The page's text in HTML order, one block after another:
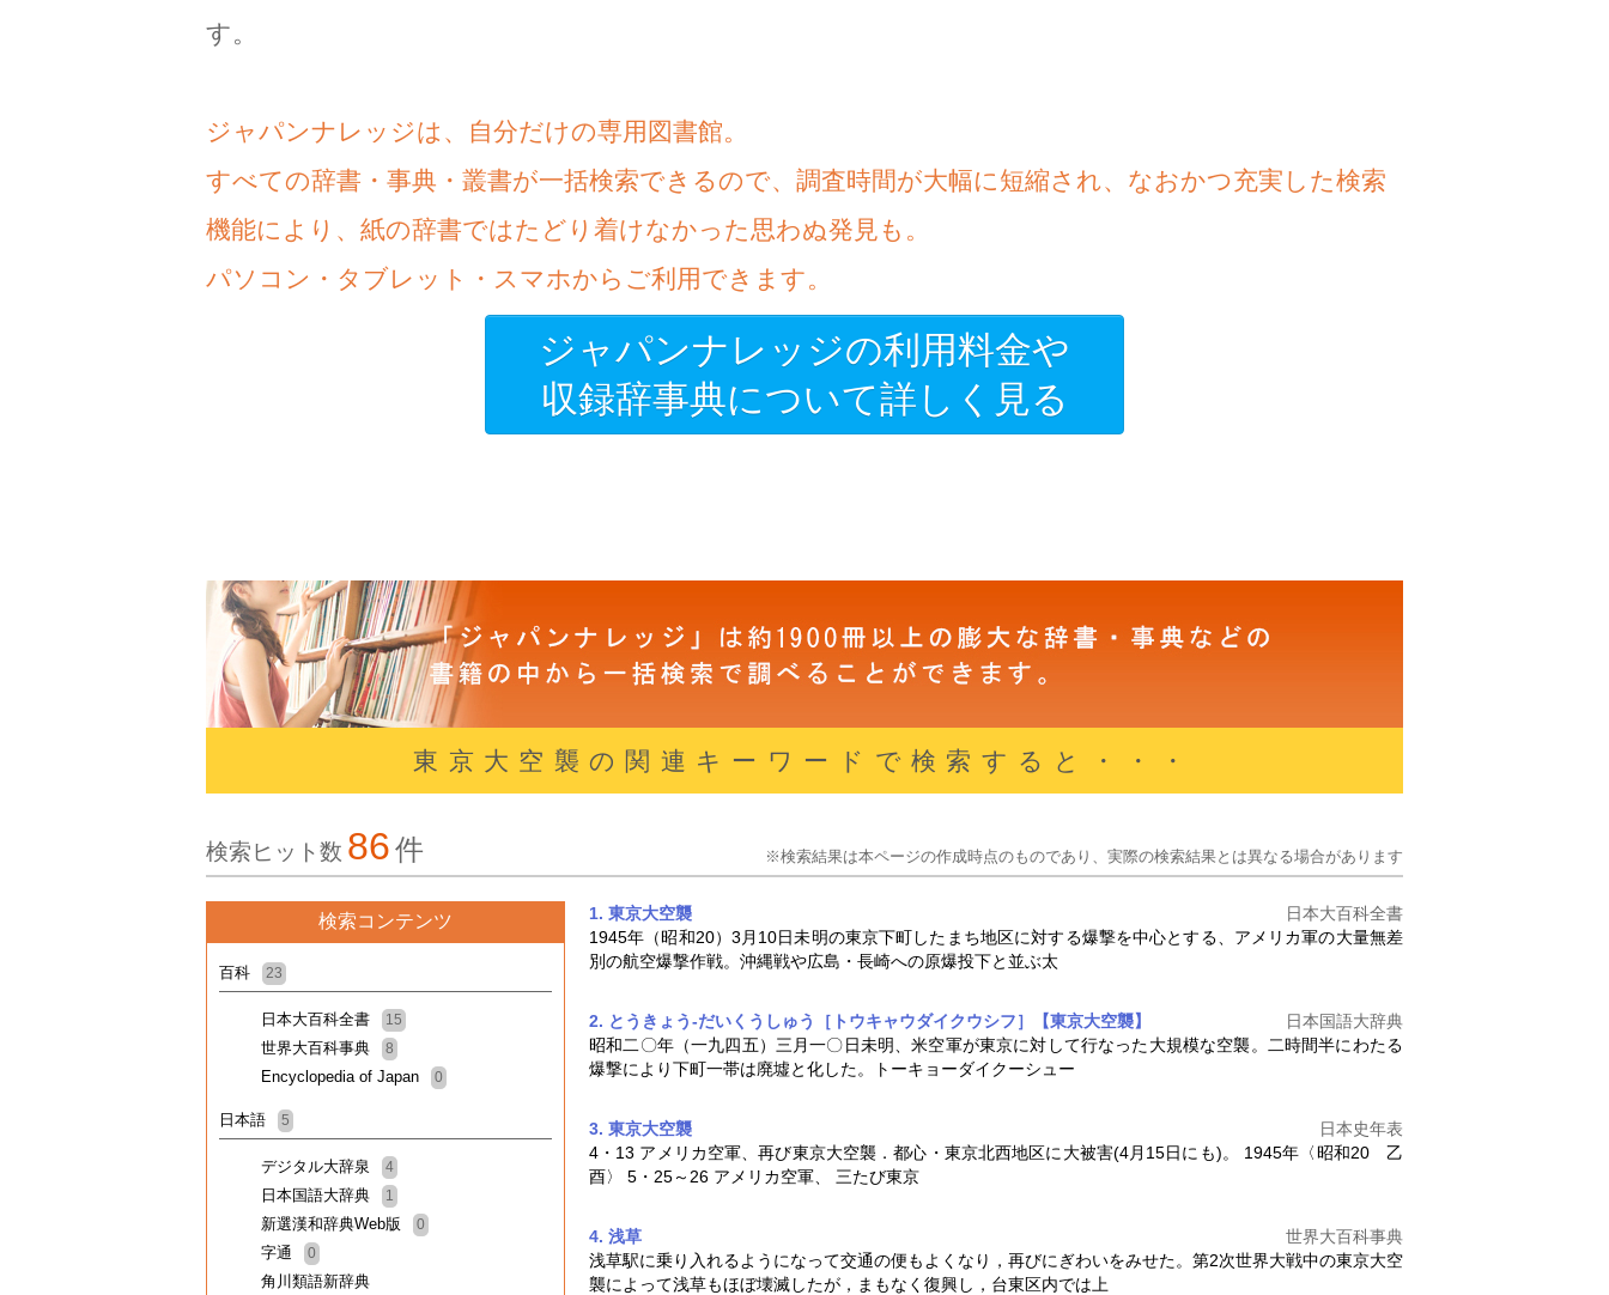
す。
ジャパンナレッジは、自分だけの専用図書館。
すべての辞書・事典・叢書が一括検索できるので、調査時間が大幅に短縮され、なおかつ充実した検索
機能により、紙の辞書ではたどり着けなかった思わぬ発見も。
パソコン・タブレット・スマホからご利用できます。
ジャパンナレッジの利用料金や
収録辞事典について詳しく見る
東京大空襲の関連キーワードで検索すると・・・
検索ヒット数 86件 ※検索結果は本ページの作成時点のものであり、実際の検索結果とは異なる場合があります
検索コンテンツ
百科 23
日本大百科全書 15
世界大百科事典 8
Encyclopedia of Japan 0
日本語 5
デジタル大辞泉 4
日本国語大辞典 1
新選漢和辞典Web版 0
字通 0
角川類語新辞典
1. 東京大空襲
日本大百科全書
1945年（昭和20）3月10日未明の東京下町したまち地区に対する爆撃を中心とする、アメリカ軍の大量無差
別の航空爆撃作戦。沖縄戦や広島・長崎への原爆投下と並ぶ太
2. とうきょう‐だいくうしゅう［トウキャウダイクウシフ］【東京大空襲】
日本国語大辞典
昭和二〇年（一九四五）三月一〇日未明、米空軍が東京に対して行なった大規模な空襲。二時間半にわたる
爆撃により下町一帯は廃墟と化した。トーキョーダイクーシュー
3. 東京大空襲
日本史年表
4・13 アメリカ空軍、再び東京大空襲 ．都心・東京北西地区に大被害(4月15日にも)。 1945年〈昭和20 乙
酉〉 5・25～26 アメリカ空軍、 三たび東京
4. 浅草
世界大百科事典
浅草駅に乗り入れるようになって交通の便もよくなり，再びにぎわいをみせた。第2次世界大戦中の東京大空
襲によって浅草もほぼ壊滅したが，まもなく復興し，台東区内では上